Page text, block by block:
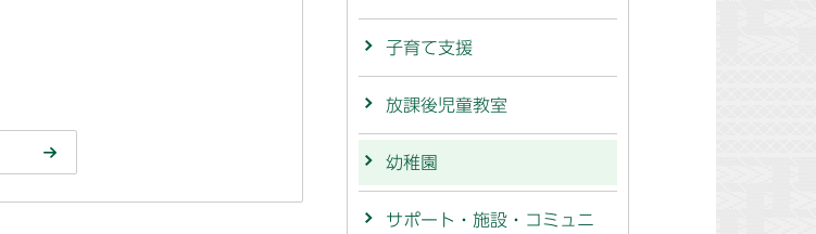
子育て支援
放課後児童教室
幼稚園
サポート・施設・コミュニ